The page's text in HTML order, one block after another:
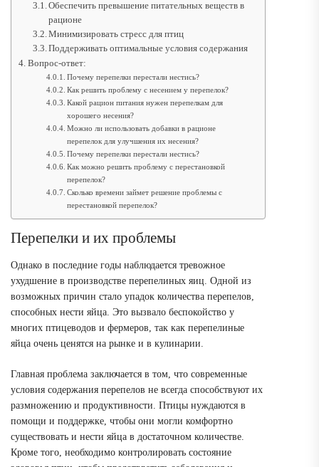
Обеспечить превышение питательных веществ в
рационе
Минимизировать стресс для птиц
Поддерживать оптимальные условия содержания
Вопрос-ответ:
Почему перепелки перестали нестись?
Как решить проблему с несением у перепелок?
Какой рацион питания нужен перепелкам для
хорошего несения?
Можно ли использовать добавки в рационе
перепелок для улучшения их несения?
Почему перепелки перестали нестись?
Как можно решить проблему с перестановкой
перепелок?
Сколько времени займет решение проблемы с
перестановкой перепелок?
Перепелки и их проблемы
Однако в последние годы наблюдается тревожное
ухудшение в производстве перепелиных яиц. Одной из
возможных причин стало упадок количества перепелов,
способных нести яйца. Это вызвало беспокойство у
многих птицеводов и фермеров, так как перепелиные
яйца очень ценятся на рынке и в кулинарии.
Главная проблема заключается в том, что современные
условия содержания перепелов не всегда способствуют их
размножению и продуктивности. Птицы нуждаются в
помощи и поддержке, чтобы они могли комфортно
существовать и нести яйца в достаточном количестве.
Кроме того, необходимо контролировать состояние